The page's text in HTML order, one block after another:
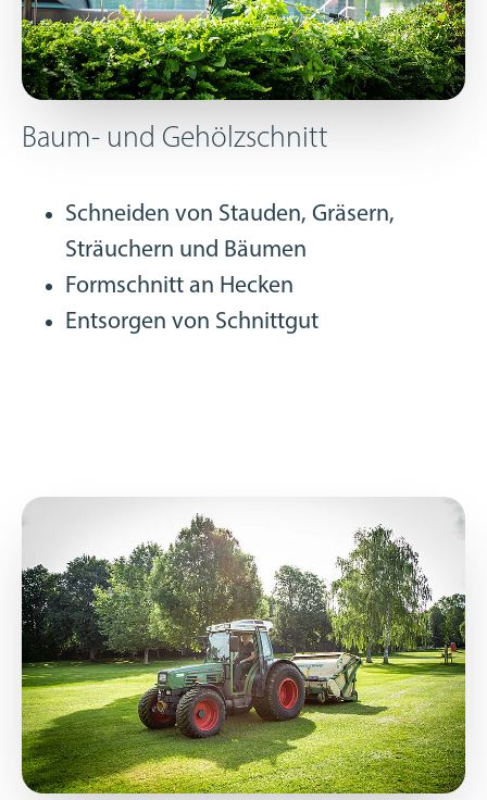
Baum- und Gehölzschnitt
Schneiden von Stauden, Gräsern,
Sträuchern und Bäumen
Formschnitt an Hecken
Entsorgen von Schnittgut